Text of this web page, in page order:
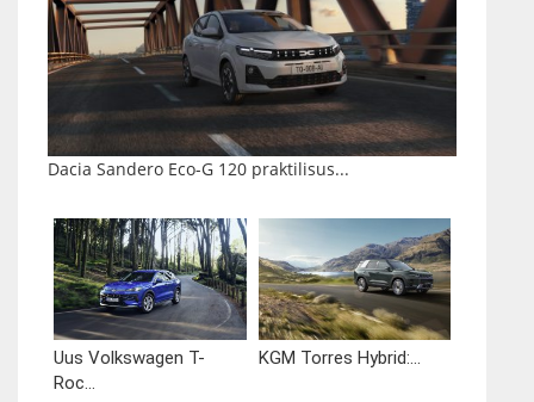
Dacia Sandero Eco-G 120 praktilisus...
Uus Volkswagen T-
Roc...
KGM Torres Hybrid:...